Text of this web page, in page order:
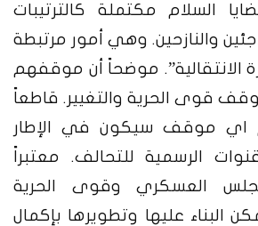
السلام مكتملة كالترتيبات
والنازحين. وهي أمور مرتبطة
الانتقالية”. موضحاً أن موقفهم
قوى الحرية والتغيير. قاطعاً
اي موقف سيكون في الإطار
الرسمية للتحالف. معتبراً
العسكري وقوى الحرية
البناء عليها وتطويرها بإكمال